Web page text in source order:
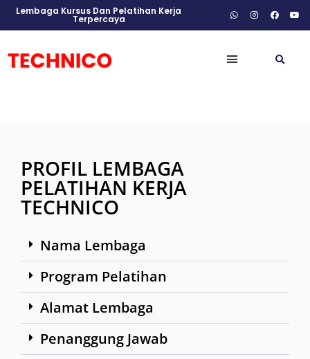
Lembaga Kursus Dan Pelatihan Kerja
Terpercaya
PROFIL LEMBAGA
PELATIHAN KERJA
TECHNICO
Nama Lembaga
Program Pelatihan
Alamat Lembaga
Penanggung Jawab